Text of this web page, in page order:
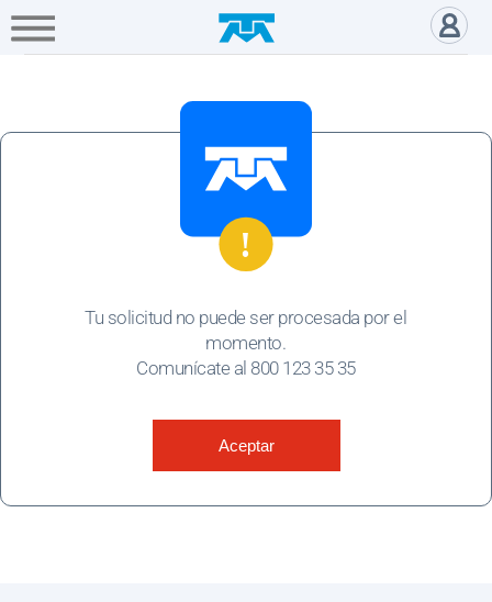
Hogar Empresa Gamers
Recibo
Tu solicitud no puede ser procesada por el
momento.
Comunícate al 800 123 35 35
Aceptar